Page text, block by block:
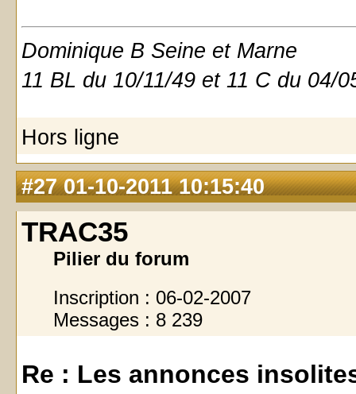
Dominique B Seine et Marne
11 BL du 10/11/49 et 11 C du 04/
Hors ligne
#27 01-10-2011 10:15:40
TRAC35
Pilier du forum
Inscription : 06-02-2007
Messages : 8 239
Re : Les annonces